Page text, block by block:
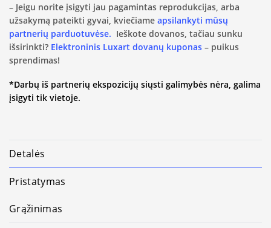
– Jeigu norite įsigyti jau pagamintas reprodukcijas, arba
užsakymą pateikti gyvai, kviečiame apsilankyti mūsų
partnerių parduotuvėse. Ieškote dovanos, tačiau sunku
išsirinkti? Elektroninis Luxart dovanų kuponas – puikus
sprendimas!
*Darbų iš partnerių ekspozicijų siųsti galimybės nėra, galima
įsigyti tik vietoje.
Detalės
Pristatymas
Grąžinimas